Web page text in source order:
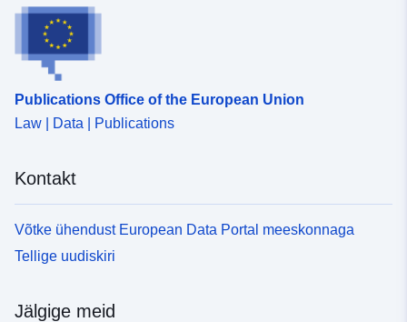
Publications Office of the European Union
Law | Data | Publications
Kontakt
Võtke ühendust European Data Portal meeskonnaga
Tellige uudiskiri
Jälgige meid